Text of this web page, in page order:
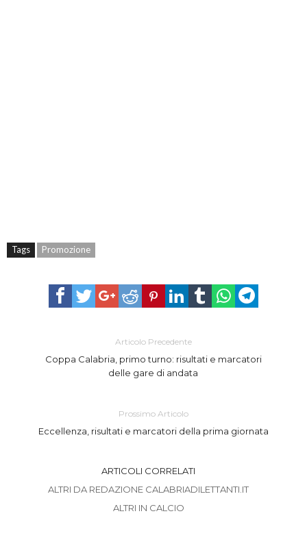
Tags Promozione
Articolo Precedente
Coppa Calabria, primo turno: risultati e marcatori
delle gare di andata
Prossimo Articolo
Eccellenza, risultati e marcatori della prima giornata
ARTICOLI CORRELATI
ALTRI DA REDAZIONE CALABRIADILETTANTI.IT
ALTRI IN CALCIO